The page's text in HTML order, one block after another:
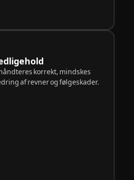
korrekt, mindskes
af revner og følgeskader.